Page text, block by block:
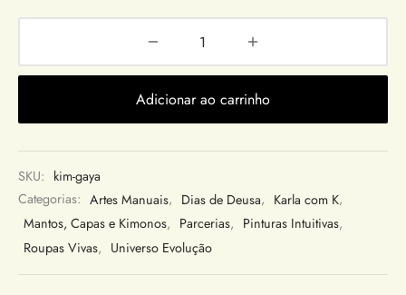
Adicionar ao carrinho
SKU: kim-gaya
Categorias: Artes Manuais, Dias de Deusa, Karla com K,
Mantos, Capas e Kimonos, Parcerias, Pinturas Intuitivas,
Roupas Vivas, Universo Evolução